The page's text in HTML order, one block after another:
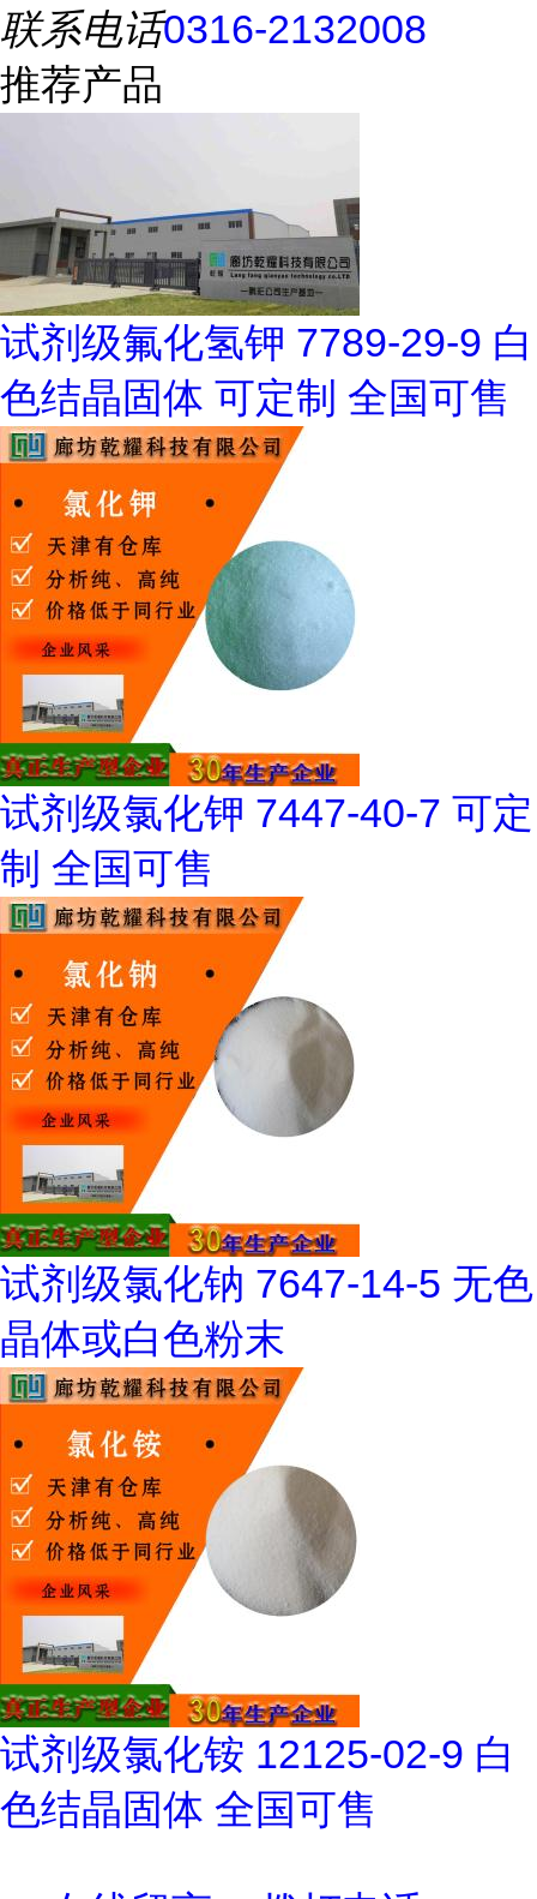
联系电话0316-2132008
推荐产品
试剂级氟化氢钾 7789-29-9 白
色结晶固体 可定制 全国可售
试剂级氯化钾 7447-40-7 可定
制 全国可售
试剂级氯化钠 7647-14-5 无色
晶体或白色粉末
试剂级氯化铵 12125-02-9 白
色结晶固体 全国可售